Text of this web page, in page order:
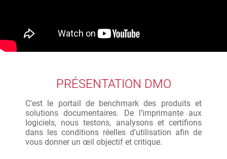
PRÉSENTATION DMO
C'est le portail de benchmark des produits et
solutions documentaires. De l’imprimante aux
logiciels, nous testons, analysons et certifions
dans les conditions réelles d'utilisation afin de
vous donner un œil objectif et critique.